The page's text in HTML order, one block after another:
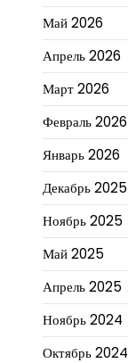
Май 2026
Апрель 2026
Март 2026
Февраль 2026
Январь 2026
Декабрь 2025
Ноябрь 2025
Май 2025
Апрель 2025
Ноябрь 2024
Октябрь 2024